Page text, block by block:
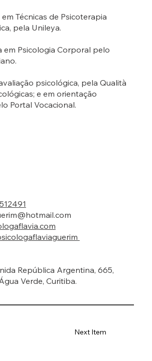
Técnicas de Psicoterapia
pela Unileya.
em Psicologia Corporal pelo
psicológica, pela Qualità
e em orientação
Portal Vocacional.
República Argentina, 665,
Verde, Curitiba.
Next Item